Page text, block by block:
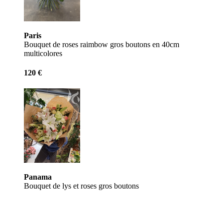
Paris
Bouquet de roses raimbow gros boutons en 40cm
multicolores
120 €
Panama
Bouquet de lys et roses gros boutons